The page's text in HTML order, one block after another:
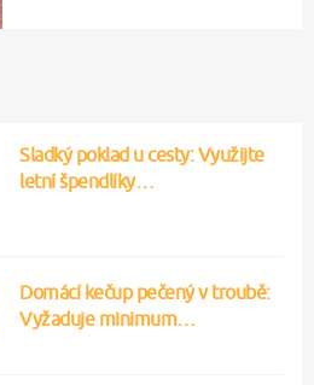
Sladký poklad u cesty: Využijte
letní špendlíky…
Domácí kečup pečený v troubě:
Vyžaduje minimum…